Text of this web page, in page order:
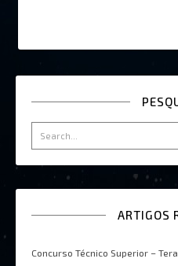
ARTIGOS
Concurso Técnico Superior –